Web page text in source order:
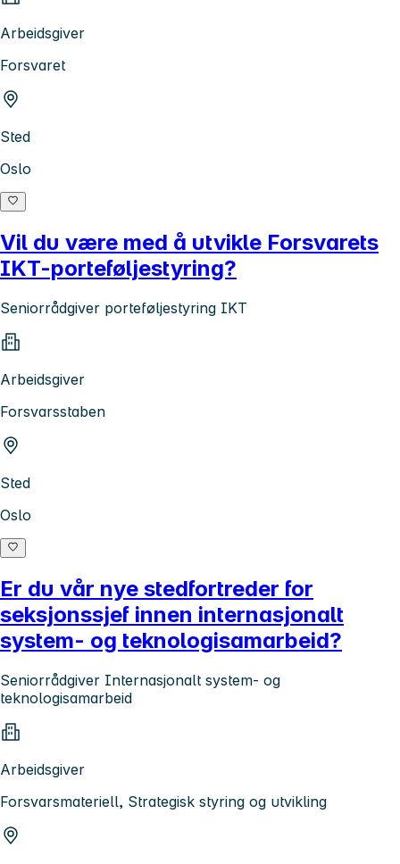
Arbeidsgiver
Forsvaret
Sted
Oslo
Vil du være med å utvikle Forsvarets
IKT-porteføljestyring?
Seniorrådgiver porteføljestyring IKT
Arbeidsgiver
Forsvarsstaben
Sted
Oslo
Er du vår nye stedfortreder for
seksjonssjef innen internasjonalt
system- og teknologisamarbeid?
Seniorrådgiver Internasjonalt system- og
teknologisamarbeid
Arbeidsgiver
Forsvarsmateriell, Strategisk styring og utvikling